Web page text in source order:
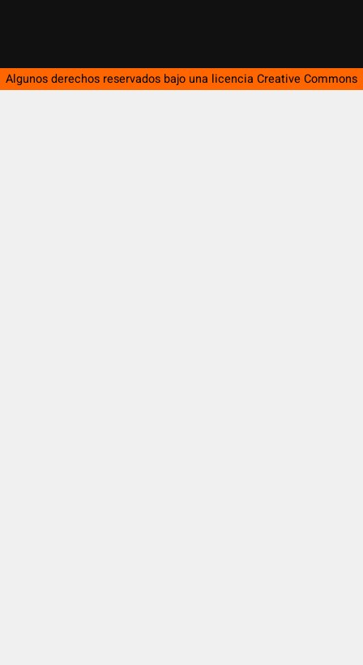
Algunos derechos reservados bajo una licencia Creative Commons